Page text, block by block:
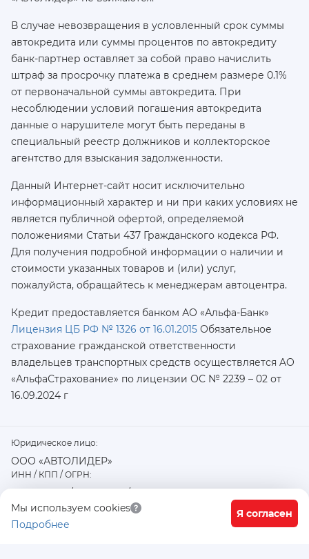
Мы используем cookies
Подробнее
Я согласен
В случае невозвращения в условленный срок суммы
автокредита или суммы процентов по автокредиту
банк-партнер оставляет за собой право начислить
штраф за просрочку платежа в среднем размере 0.1%
от первоначальной суммы автокредита. При
несоблюдении условий погашения автокредита
данные о нарушителе могут быть переданы в
специальный реестр должников и коллекторское
агентство для взыскания задолженности.
Данный Интернет-сайт носит исключительно
информационный характер и ни при каких условиях не
является публичной офертой, определяемой
положениями Статьи 437 Гражданского кодекса РФ.
Для получения подробной информации о наличии и
стоимости указанных товаров и (или) услуг,
пожалуйста, обращайтесь к менеджерам автоцентра.
Кредит предоставляется банком АО «Альфа-Банк»
Лицензия ЦБ РФ № 1326 от 16.01.2015 Обязательное
страхование гражданской ответственности
владельцев транспортных средств осуществляется AO
«АльфаСтрахование» по лицензии ОС № 2239 – 02 от
16.09.2024 г
Юридическое лицо:
ООО «АВТОЛИДЕР»
ИНН / КПП / ОГРН:
7726402915 / 772601001 / 1177746487918
Физический / юридический адрес:
117556, город Москва, Варшавское ш., д. 91 стр. 11